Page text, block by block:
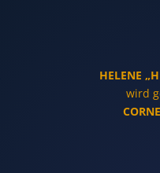
HELENE
wird